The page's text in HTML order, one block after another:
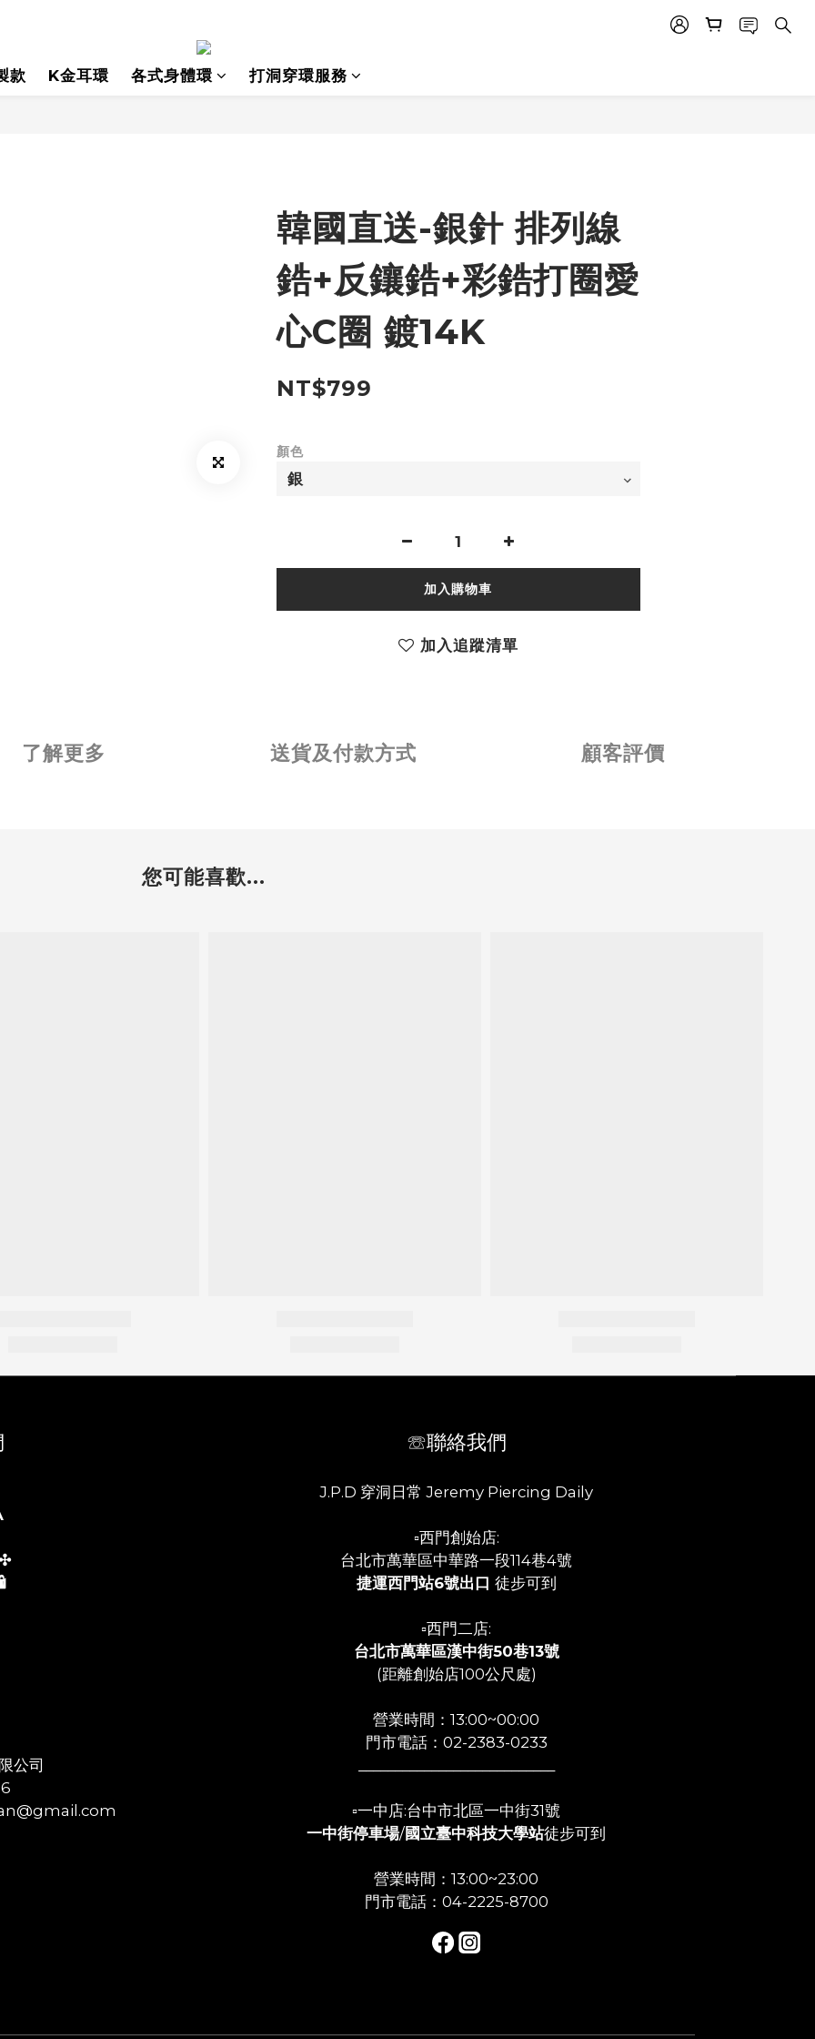
款 K金耳環 各式身體環 打洞穿環服務
韓國直送-銀針 排列線
鋯+反鑲鋯+彩鋯打圈愛
心C圈 鍍14K
NT$799
顏色
加入購物車
加入追蹤清單
了解更多 送貨及付款方式 顧客評價
您可能喜歡...
公司
☏聯絡我們
J.P.D 穿洞日常 Jeremy Piercing Daily
▫️西門創始店:
台北市萬華區中華路一段114巷4號
捷運西門站6號出口 徒步可到
▫️西門二店:
台北市萬華區漢中街50巷13號
(距離創始店100公尺處)
營業時間：13:00~00:00
門市電話：02-2383-0233
▫️一中店:台中市北區一中街31號
一中街停車場/國立臺中科技大學站徒步可到
營業時間：13:00~23:00
門市電話：04-2225-8700